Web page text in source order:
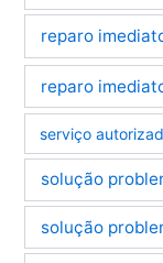
reparo
reparo
serviço
solução
solução